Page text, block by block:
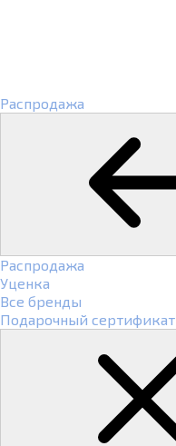
Распродажа
Распродажа
Уценка
Все бренды
Подарочный сертификат